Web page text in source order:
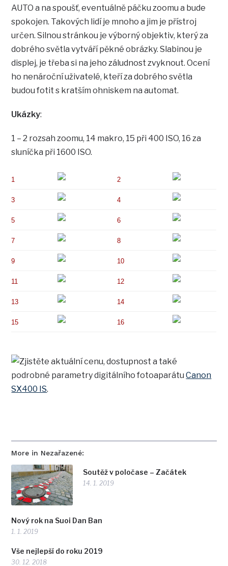
More in Nezařazené:
Soutěž v poločase – Začátek
14. 1. 2019
Nový rok na Suoi Dan Ban
1. 1. 2019
Vše nejlepší do roku 2019
30. 12. 2018
AUTO a na spoušť, eventuálně páčku zoomu a bude
spokojen. Takových lidí je mnoho a jim je přístroj
určen. Silnou stránkou je výborný objektiv, který za
dobrého světla vytváří pěkné obrázky. Slabinou je
displej, je třeba si na jeho záludnost zvyknout. Ocení
ho nenároční uživatelé, kteří za dobrého světla
budou fotit s kratším ohniskem na automat.
Ukázky:
1 – 2 rozsah zoomu, 14 makro, 15 při 400 ISO, 16 za
sluníčka při 1600 ISO.
1 2
3 4
5 6
7 8
9 10
11 12
13 14
15 16
Zjistěte aktuální cenu, dostupnost a také
podrobné parametry digitálního fotoaparátuCanon
SX400 IS.